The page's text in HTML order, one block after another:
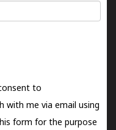
to
with me via email using
form for the purpose